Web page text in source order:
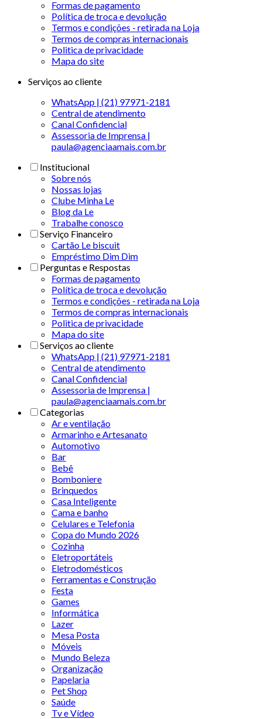
Formas de pagamento
Política de troca e devolução
Termos e condições - retirada na Loja
Termos de compras internacionais
Politica de privacidade
Mapa do site
Serviços ao cliente
WhatsApp | (21) 97971-2181
Central de atendimento
Canal Confidencial
Assessoria de Imprensa |
paula@agenciaamais.com.br
Institucional
Sobre nós
Nossas lojas
Clube Minha Le
Blog da Le
Trabalhe conosco
Serviço Financeiro
Cartão Le biscuit
Empréstimo Dim Dim
Perguntas e Respostas
Formas de pagamento
Política de troca e devolução
Termos e condições - retirada na Loja
Termos de compras internacionais
Politica de privacidade
Mapa do site
Serviços ao cliente
WhatsApp | (21) 97971-2181
Central de atendimento
Canal Confidencial
Assessoria de Imprensa |
paula@agenciaamais.com.br
Categorias
Ar e ventilação
Armarinho e Artesanato
Automotivo
Bar
Bebê
Bomboniere
Brinquedos
Casa Inteligente
Cama e banho
Celulares e Telefonia
Copa do Mundo 2026
Cozinha
Eletroportáteis
Eletrodomésticos
Ferramentas e Construção
Festa
Games
Informática
Lazer
Mesa Posta
Móveis
Mundo Beleza
Organização
Papelaria
Pet Shop
Saúde
Tv e Vídeo